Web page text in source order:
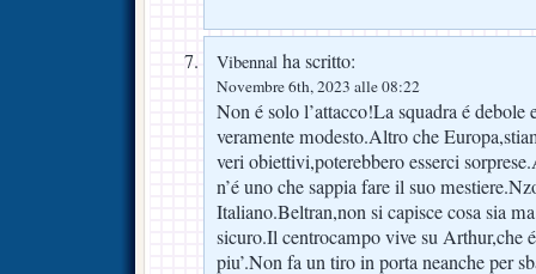
Vibennal ha scritto:
Novembre 6th, 2023 alle 08:22
Non é solo l’attacco!La squadra é debole
veramente modesto.Altro che
veri obiettivi,poterebbero esserci
n’é uno che sappia fare il suo
Italiano.Beltran,non si capisce cosa sia
sicuro.Il centrocampo vive su Arthur,che
piu’.Non fa un tiro in porta neanche per